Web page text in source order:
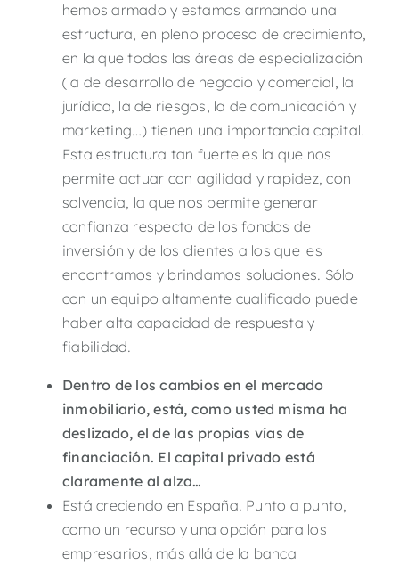
hemos armado y estamos armando una
estructura, en pleno proceso de crecimiento,
en la que todas las áreas de especialización
(la de desarrollo de negocio y comercial, la
jurídica, la de riesgos, la de comunicación y
marketing…) tienen una importancia capital.
Esta estructura tan fuerte es la que nos
permite actuar con agilidad y rapidez, con
solvencia, la que nos permite generar
confianza respecto de los fondos de
inversión y de los clientes a los que les
encontramos y brindamos soluciones. Sólo
con un equipo altamente cualificado puede
haber alta capacidad de respuesta y
fiabilidad.
Dentro de los cambios en el mercado
inmobiliario, está, como usted misma ha
deslizado, el de las propias vías de
financiación. El capital privado está
claramente al alza…
Está creciendo en España. Punto a punto,
como un recurso y una opción para los
empresarios, más allá de la banca